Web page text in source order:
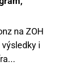
na ZOH
i